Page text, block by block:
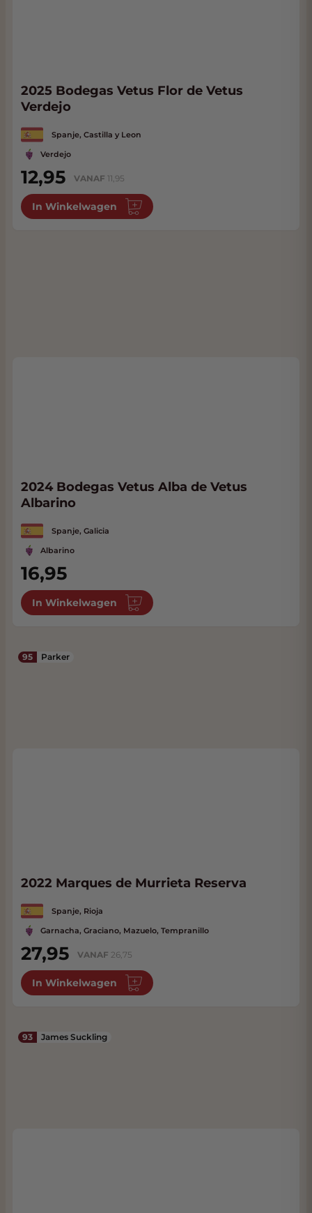
2025 Bodegas Vetus Flor de Vetus
Verdejo
Spanje, Castilla y Leon
Verdejo
12,95 VANAF 11,95
In Winkelwagen
2024 Bodegas Vetus Alba de Vetus
Albarino
Spanje, Galicia
Albarino
16,95
In Winkelwagen
95 Parker
2022 Marques de Murrieta Reserva
Spanje, Rioja
Garnacha, Graciano, Mazuelo, Tempranillo
27,95 VANAF 26,75
In Winkelwagen
93 James Suckling